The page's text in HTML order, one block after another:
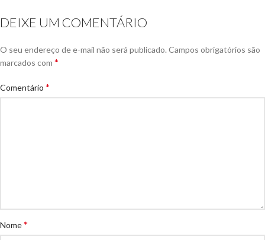
DEIXE UM COMENTÁRIO
O seu endereço de e-mail não será publicado. Campos obrigatórios são
marcados com *
Comentário *
Nome*